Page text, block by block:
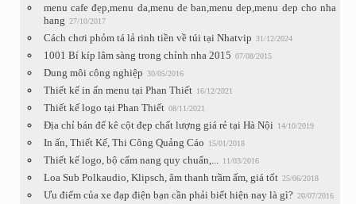
menu cafe đẹp,menu da,menu de ban,menu dep,menu dep cho nha
hang 27/10/2017
Cách chơi phỏm tá lả rinh tiền về túi tại Nhatvip 31/12/2024
1001 Bí kíp lâm sàng trong chỉnh nha 2015 07/08/2015
Dung môi công nghiệp 30/05/2016
Thiết kế in ấn menu tại Phan Thiết 16/12/2021
Thiết kế logo tại Phan Thiết 08/11/2021
Địa chỉ bán đế kê cột đẹp chất lượng giá rẻ tại Hà Nội 14/10/2019
In ấn, Thiết Kế, Thi Công Quảng Cáo 15/01/2018
Thiết kế logo, bộ cẩm nang quy chuẩn,... 11/03/2016
Loa Sub Polkaudio, Klipsch, âm thanh trầm ấm, giá tốt 25/06/2018
Ưu điểm của xe đạp điện bạn cần phải biết hiện nay là gì? 20/07/2016